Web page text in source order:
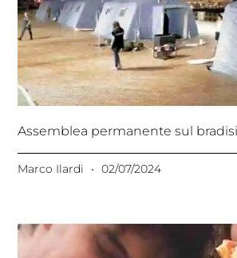
Assemblea permanente sul
Marco Ilardi 02/07/2024